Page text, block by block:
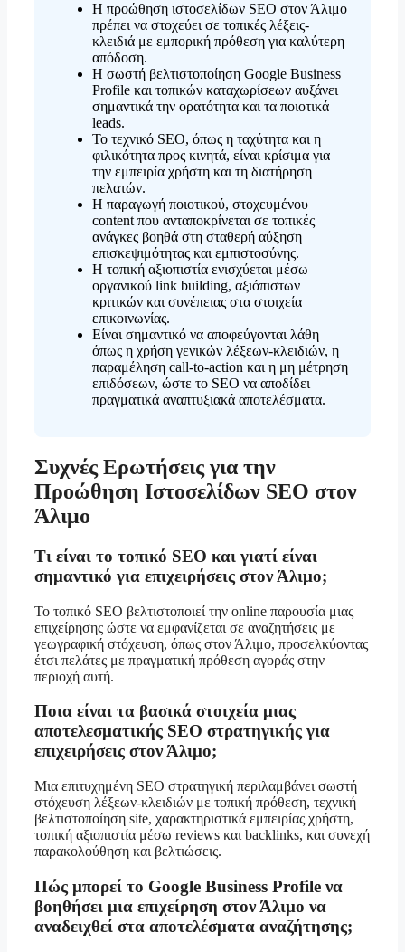
Η προώθηση ιστοσελίδων SEO στον Άλιμο
πρέπει να στοχεύει σε τοπικές λέξεις-
κλειδιά με εμπορική πρόθεση για καλύτερη
απόδοση.
Η σωστή βελτιστοποίηση Google Business
Profile και τοπικών καταχωρίσεων αυξάνει
σημαντικά την ορατότητα και τα ποιοτικά
leads.
Το τεχνικό SEO, όπως η ταχύτητα και η
φιλικότητα προς κινητά, είναι κρίσιμα για
την εμπειρία χρήστη και τη διατήρηση
πελατών.
Η παραγωγή ποιοτικού, στοχευμένου
content που ανταποκρίνεται σε τοπικές
ανάγκες βοηθά στη σταθερή αύξηση
επισκεψιμότητας και εμπιστοσύνης.
Η τοπική αξιοπιστία ενισχύεται μέσω
οργανικού link building, αξιόπιστων
κριτικών και συνέπειας στα στοιχεία
επικοινωνίας.
Είναι σημαντικό να αποφεύγονται λάθη
όπως η χρήση γενικών λέξεων-κλειδιών, η
παραμέληση call-to-action και η μη μέτρηση
επιδόσεων, ώστε το SEO να αποδίδει
πραγματικά αναπτυξιακά αποτελέσματα.
Συχνές Ερωτήσεις για την
Προώθηση Ιστοσελίδων SEO στον
Άλιμο
Τι είναι το τοπικό SEO και γιατί είναι
σημαντικό για επιχειρήσεις στον Άλιμο;
Το τοπικό SEO βελτιστοποιεί την online παρουσία μιας
επιχείρησης ώστε να εμφανίζεται σε αναζητήσεις με
γεωγραφική στόχευση, όπως στον Άλιμο, προσελκύοντας
έτσι πελάτες με πραγματική πρόθεση αγοράς στην
περιοχή αυτή.
Ποια είναι τα βασικά στοιχεία μιας
αποτελεσματικής SEO στρατηγικής για
επιχειρήσεις στον Άλιμο;
Μια επιτυχημένη SEO στρατηγική περιλαμβάνει σωστή
στόχευση λέξεων-κλειδιών με τοπική πρόθεση, τεχνική
βελτιστοποίηση site, χαρακτηριστικά εμπειρίας χρήστη,
τοπική αξιοπιστία μέσω reviews και backlinks, και συνεχή
παρακολούθηση και βελτιώσεις.
Πώς μπορεί το Google Business Profile να
βοηθήσει μια επιχείρηση στον Άλιμο να
αναδειχθεί στα αποτελέσματα αναζήτησης;